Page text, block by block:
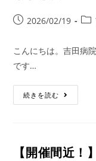
2026/02/19
こんにちは。吉田病
です…
続きを読む
【開催間近！